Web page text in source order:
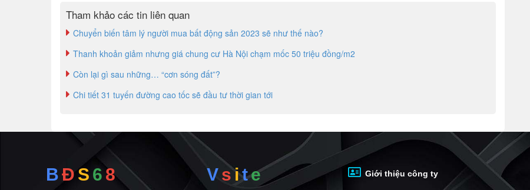
Tham khảo các tin liên quan
Chuyển biến tâm lý người mua bất động sản 2023 sẽ như thế nào?
Thanh khoản giảm nhưng giá chung cư Hà Nội chạm mốc 50 triệu đồng/m2
Còn lại gì sau những… “cơn sóng đất”?
Chi tiết 31 tuyến đường cao tốc sẽ đầu tư thời gian tới
BĐ S 6 8 Vsite Giới thiệu công ty